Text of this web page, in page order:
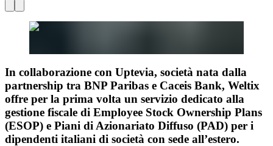
In collaborazione con Uptevia, società nata dalla
partnership tra BNP Paribas e Caceis Bank, Weltix
offre per la prima volta un servizio dedicato alla
gestione fiscale di Employee Stock Ownership Plans
(ESOP) e Piani di Azionariato Diffuso (PAD) per i
dipendenti italiani di società con sede all’estero.